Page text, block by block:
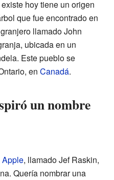
hoy tiene un origen
que fue encontrado en
llamado John
ubicada en un
Este pueblo se
en Canadá.
un nombre
Apple, llamado Jef Raskin,
Quería nombrar una